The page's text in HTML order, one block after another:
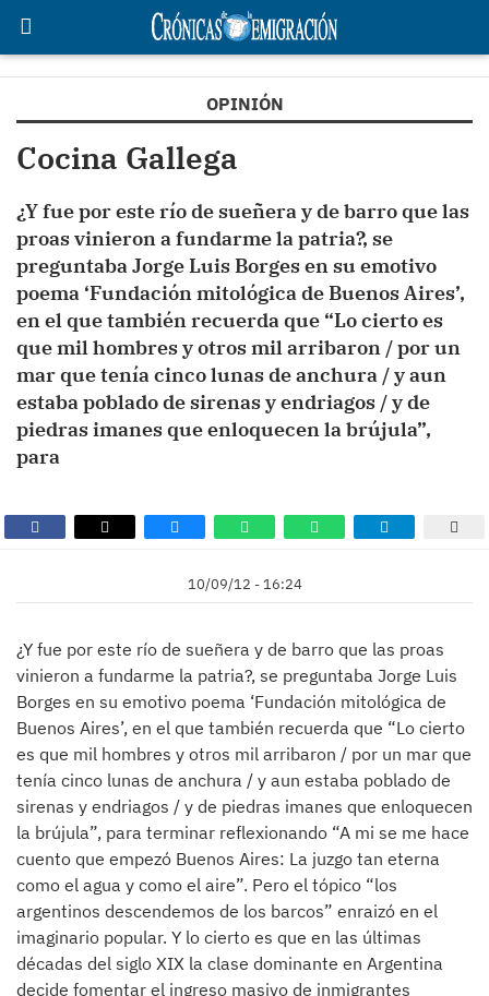
OPINIÓN
Cocina Gallega
¿Y fue por este río de sueñera y de barro que las
proas vinieron a fundarme la patria?, se
preguntaba Jorge Luis Borges en su emotivo
poema ‘Fundación mitológica de Buenos Aires’,
en el que también recuerda que “Lo cierto es
que mil hombres y otros mil arribaron / por un
mar que tenía cinco lunas de anchura / y aun
estaba poblado de sirenas y endriagos / y de
piedras imanes que enloquecen la brújula”,
para
10/09/12 - 16:24
¿Y fue por este río de sueñera y de barro que las proas
vinieron a fundarme la patria?, se preguntaba Jorge Luis
Borges en su emotivo poema ‘Fundación mitológica de
Buenos Aires’, en el que también recuerda que “Lo cierto
es que mil hombres y otros mil arribaron / por un mar que
tenía cinco lunas de anchura / y aun estaba poblado de
sirenas y endriagos / y de piedras imanes que enloquecen
la brújula”, para terminar reflexionando “A mi se me hace
cuento que empezó Buenos Aires: La juzgo tan eterna
como el agua y como el aire”. Pero el tópico “los
argentinos descendemos de los barcos” enraizó en el
imaginario popular. Y lo cierto es que en las últimas
décadas del siglo XIX la clase dominante en Argentina
decide fomentar el ingreso masivo de inmigrantes